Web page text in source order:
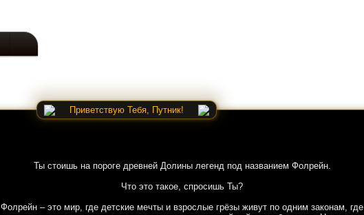
Приветствую Тебя, Путник!
Ты стоишь на пороге древней Долины легенд под названием Фолрейн.
Что это такое, спросишь Ты?
Фолрейн – это мир, где детские мечты и взрослые грёзы живут по одним законам, где